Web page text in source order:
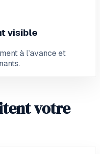
visible
à l'avance et
votre